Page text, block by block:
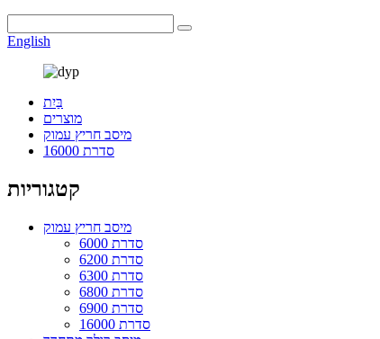
English
בַּיִת
מוצרים
מיסב חריץ עמוק
סדרת 16000
קטגוריות
מיסב חריץ עמוק
סדרת 6000
סדרת 6200
סדרת 6300
סדרת 6800
סדרת 6900
סדרת 16000